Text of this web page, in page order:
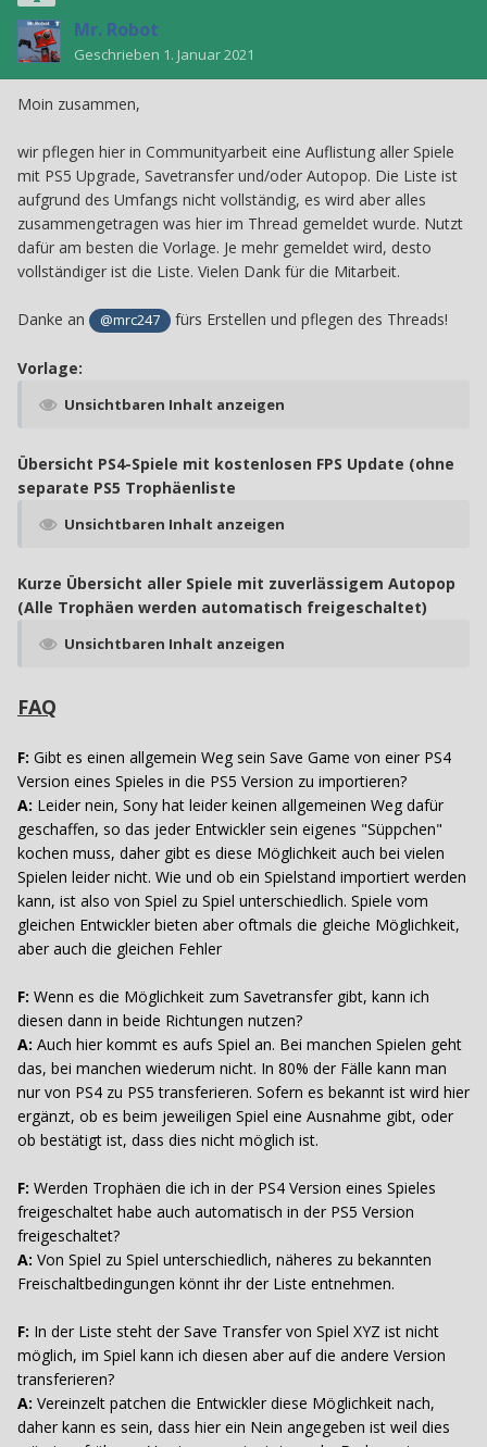
Mr. Robot
Geschrieben 1. Januar 2021
Moin zusammen,
wir pflegen hier in Communityarbeit eine Auflistung aller Spiele
mit PS5 Upgrade, Savetransfer und/oder Autopop. Die Liste ist
aufgrund des Umfangs nicht vollständig, es wird aber alles
zusammengetragen was hier im Thread gemeldet wurde. Nutzt
dafür am besten die Vorlage. Je mehr gemeldet wird, desto
vollständiger ist die Liste. Vielen Dank für die Mitarbeit.
Danke an @mrc247 fürs Erstellen und pflegen des Threads!
Vorlage:
Unsichtbaren Inhalt anzeigen
Übersicht PS4-Spiele mit kostenlosen FPS Update (ohne
separate PS5 Trophäenliste
Unsichtbaren Inhalt anzeigen
Kurze Übersicht aller Spiele mit zuverlässigem Autopop
(Alle Trophäen werden automatisch freigeschaltet)
Unsichtbaren Inhalt anzeigen
FAQ
F: Gibt es einen allgemein Weg sein Save Game von einer PS4
Version eines Spieles in die PS5 Version zu importieren?
A: Leider nein, Sony hat leider keinen allgemeinen Weg dafür
geschaffen, so das jeder Entwickler sein eigenes "Süppchen"
kochen muss, daher gibt es diese Möglichkeit auch bei vielen
Spielen leider nicht. Wie und ob ein Spielstand importiert werden
kann, ist also von Spiel zu Spiel unterschiedlich. Spiele vom
gleichen Entwickler bieten aber oftmals die gleiche Möglichkeit,
aber auch die gleichen Fehler
F: Wenn es die Möglichkeit zum Savetransfer gibt, kann ich
diesen dann in beide Richtungen nutzen?
A: Auch hier kommt es aufs Spiel an. Bei manchen Spielen geht
das, bei manchen wiederum nicht. In 80% der Fälle kann man
nur von PS4 zu PS5 transferieren. Sofern es bekannt ist wird hier
ergänzt, ob es beim jeweiligen Spiel eine Ausnahme gibt, oder
ob bestätigt ist, dass dies nicht möglich ist.
F: Werden Trophäen die ich in der PS4 Version eines Spieles
freigeschaltet habe auch automatisch in der PS5 Version
freigeschaltet?
A: Von Spiel zu Spiel unterschiedlich, näheres zu bekannten
Freischaltbedingungen könnt ihr der Liste entnehmen.
F: In der Liste steht der Save Transfer von Spiel XYZ ist nicht
möglich, im Spiel kann ich diesen aber auf die andere Version
transferieren?
A: Vereinzelt patchen die Entwickler diese Möglichkeit nach,
daher kann es sein, dass hier ein Nein angegeben ist weil dies